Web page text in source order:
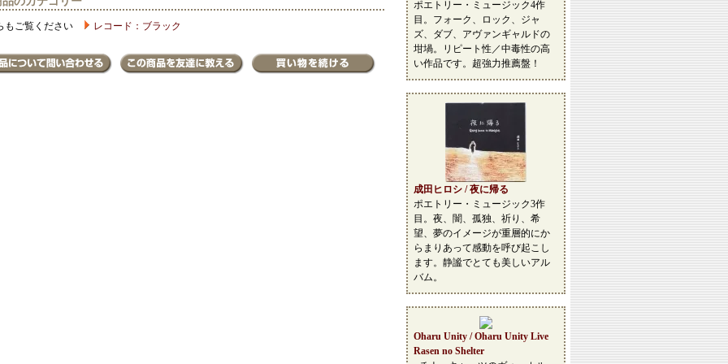
ポエトリー・ミュージック4作
目。フォーク、ロック、ジャ
ズ、ダブ、アヴァンギャルドの
坩堝。リピート性／中毒性の高
い作品です。超強力推薦盤！
成田ヒロシ / 夜に帰る
ポエトリー・ミュージック3作
目。夜、闇、孤独、祈り、希
望、夢のイメージが重層的にか
らまりあって感動を呼び起こし
ます。静謐でとても美しいアル
バム。
Oharu Unity / Oharu Unity Live
Rasen no Shelter
もご覧ください レコード：ブラック